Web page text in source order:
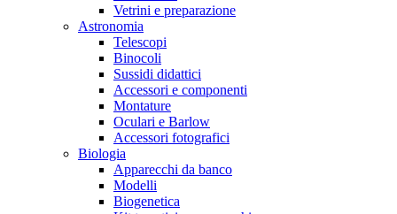
Vetrini e preparazione
Astronomia
Telescopi
Binocoli
Sussidi didattici
Accessori e componenti
Montature
Oculari e Barlow
Accessori fotografici
Biologia
Apparecchi da banco
Modelli
Biogenetica